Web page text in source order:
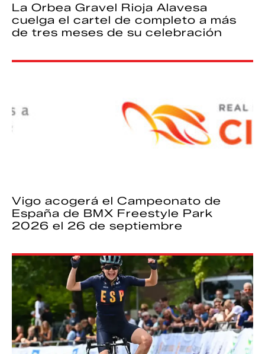
La Orbea Gravel Rioja Alavesa
cuelga el cartel de completo a más
de tres meses de su celebración
Vigo acogerá el Campeonato de
España de BMX Freestyle Park
2026 el 26 de septiembre